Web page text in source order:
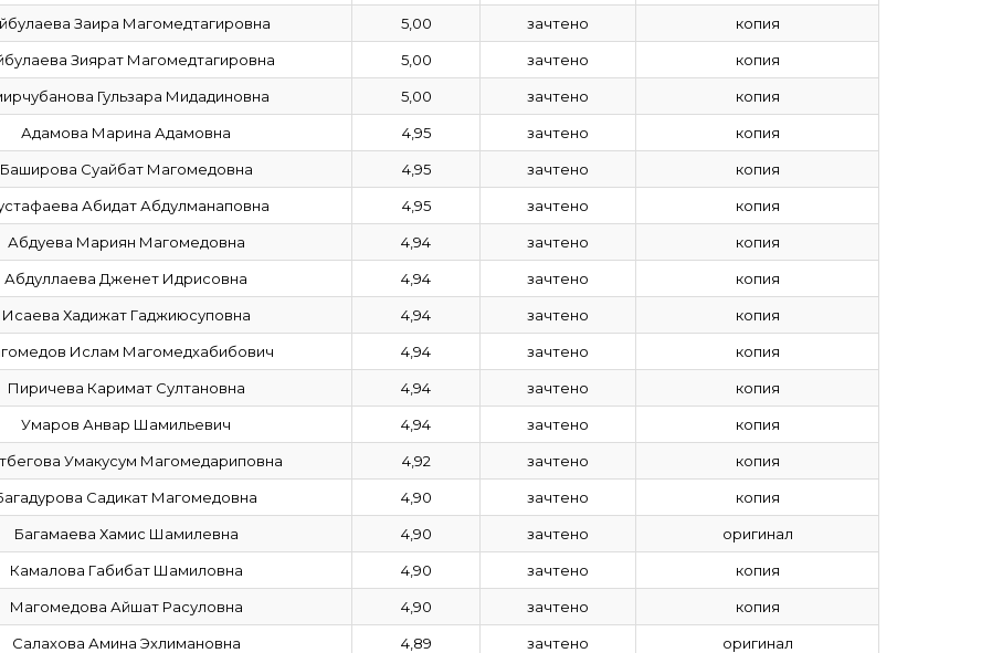
Заира Магомедтагировна 5,00 зачтено копия
Зиярат Магомедтагировна 5,00 зачтено копия
Гульзара Мидадиновна 5,00 зачтено копия
Адамова Марина Адамовна 4,95 зачтено копия
Баширова Суайбат Магомедовна 4,95 зачтено копия
Абидат Абдулманаповна 4,95 зачтено копия
Абдуева Мариян Магомедовна 4,94 зачтено копия
Абдуллаева Дженет Идрисовна 4,94 зачтено копия
Исаева Хадижат Гаджиюсуповна 4,94 зачтено копия
Ислам Магомедхабибович 4,94 зачтено копия
Пиричева Каримат Султановна 4,94 зачтено копия
Умаров Анвар Шамильевич 4,94 зачтено копия
Умакусум Магомедариповна 4,92 зачтено копия
Садикат Магомедовна 4,90 зачтено копия
Багамаева Хамис Шамилевна 4,90 зачтено оригинал
Камалова Габибат Шамиловна 4,90 зачтено копия
Магомедова Айшат Расуловна 4,90 зачтено копия
Салахова Амина Эхлимановна 4,89 зачтено оригинал